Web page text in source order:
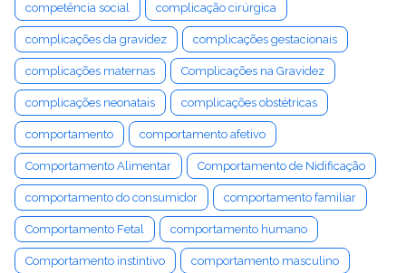
competência social complicação cirúrgica
complicações da gravidez complicações gestacionais
complicações maternas Complicações na Gravidez
complicações neonatais complicações obstétricas
comportamento comportamento afetivo
Comportamento Alimentar Comportamento de Nidificação
comportamento do consumidor comportamento familiar
Comportamento Fetal comportamento humano
Comportamento instintivo comportamento masculino